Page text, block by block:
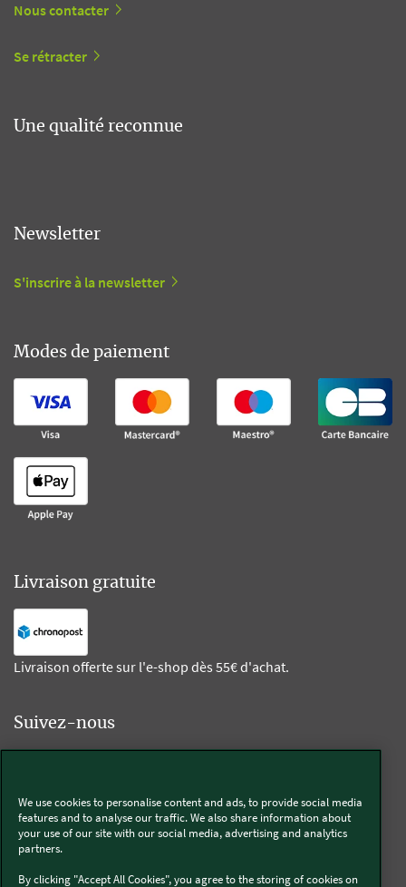
Nous contacter
Se rétracter
Une qualité reconnue
Newsletter
S'inscrire à la newsletter
Modes de paiement
Livraison gratuite
Livraison offerte sur l'e-shop dès 55€ d'achat.
Suivez-nous
Thermomix®
We use cookies to personalise content and ads, to provide social media
features and to analyse our traffic. We also share information about
your use of our site with our social media, advertising and analytics
partners.
By clicking "Accept All Cookies", you agree to the storing of cookies on